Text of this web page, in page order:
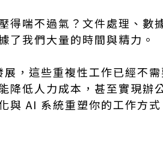
得喘不過氣？文件處理、數
我們大量的時間與精力。
展，這些重複性工作已經不
降低人力成本，甚至實現辦
與 AI 系統重塑你的工作方